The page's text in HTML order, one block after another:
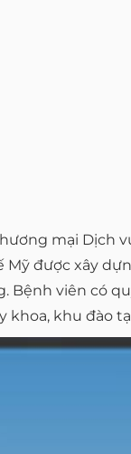
mại Dịch
được xây
Bệnh viên có
khoa, khu đào